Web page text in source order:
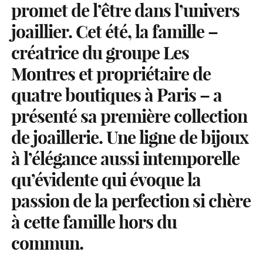
promet de l’être dans l’univers
joaillier. Cet été, la famille –
créatrice du groupe Les
Montres et propriétaire de
quatre boutiques à Paris – a
présenté sa première collection
de joaillerie. Une ligne de bijoux
à l’élégance aussi intemporelle
qu’évidente qui évoque la
passion de la perfection si chère
à cette famille hors du
commun.